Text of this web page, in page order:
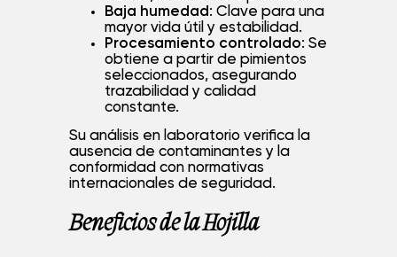
Baja humedad: Clave para una
mayor vida útil y estabilidad.
Procesamiento controlado: Se
obtiene a partir de pimientos
seleccionados, asegurando
trazabilidad y calidad
constante.
Su análisis en laboratorio verifica la
ausencia de contaminantes y la
conformidad con normativas
internacionales de seguridad.
Beneficios de la Hojilla